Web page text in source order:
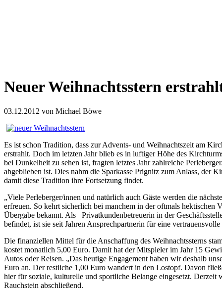
Neuer Weihnachtsstern
03.12.2012 von Michael Böwe
Es ist schon Tradition, dass zur Advents- und Weihnachtszeit am
erstrahlt. Doch im letzten Jahr blieb es in luftiger Höhe des
bei Dunkelheit zu sehen ist, fragten letztes Jahr zahlreiche
abgeblieben ist. Dies nahm die Sparkasse Prignitz zum Anlass, der
damit diese Tradition ihre Fortsetzung findet.
„Viele Perleberger/innen und natürlich auch Gäste werden die
erfreuen. So kehrt sicherlich bei manchem in der oftmals
Übergabe bekannt. Als Privatkundenbetreuerin in der
befindet, ist sie seit Jahren Ansprechpartnerin für eine
Die finanziellen Mittel für die Anschaffung des Weihnachtssterns
kostet monatlich 5,00 Euro. Damit hat der Mitspieler im Jahr 15
Autos oder Reisen. „Das heutige Engagement haben wir deshalb
Euro an. Der restliche 1,00 Euro wandert in den Lostopf. Davon
hier für soziale, kulturelle und sportliche Belange eingesetzt.
Rauchstein abschließend.